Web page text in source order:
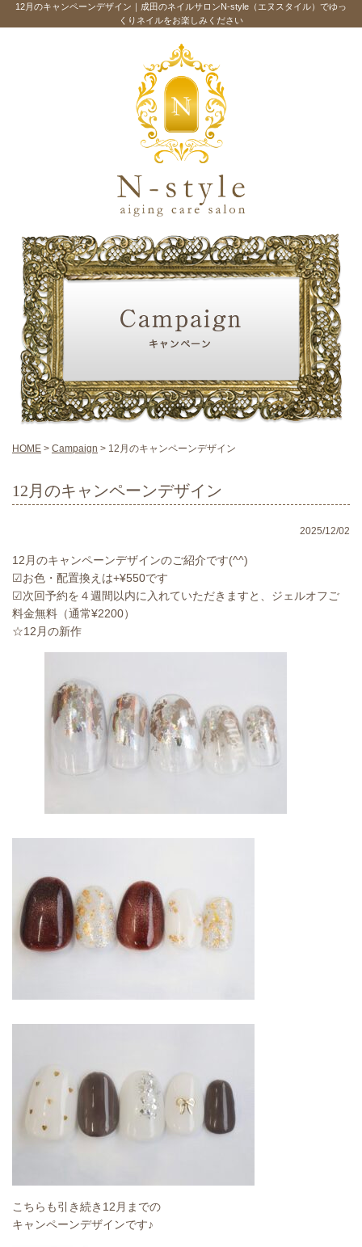
12月のキャンペーンデザイン｜成田のネイルサロンN-style（エヌスタイル）でゆっ
くりネイルをお楽しみください
HOME > Campaign > 12月のキャンペーンデザイン
12月のキャンペーンデザイン
2025/12/02
12月のキャンペーンデザインのご紹介です(^^)
☑︎お色・配置換えは+¥550です
☑︎次回予約を４週間以内に入れていただきますと、ジェルオフご
料金無料（通常¥2200）
☆12月の新作
こちらも引き続き12月までの
キャンペーンデザインです♪